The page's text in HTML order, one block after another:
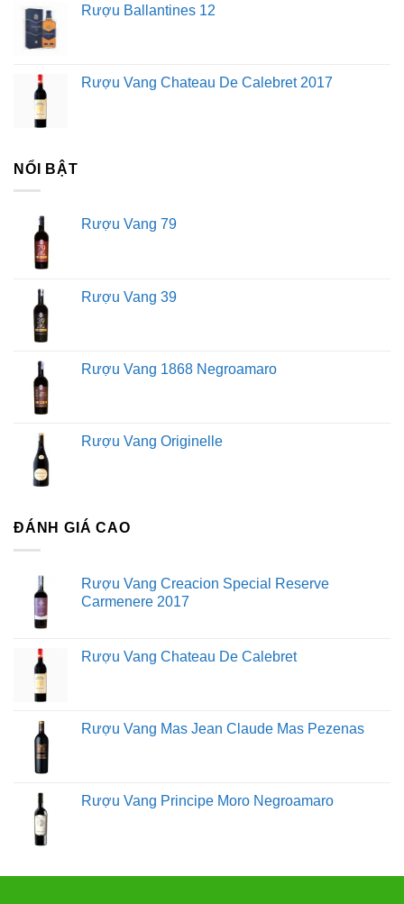
Rượu Ballantines 12
Rượu Vang Chateau De Calebret 2017
NỔI BẬT
Rượu Vang 79
Rượu Vang 39
Rượu Vang 1868 Negroamaro
Rượu Vang Originelle
ĐÁNH GIÁ CAO
Rượu Vang Creacion Special Reserve
Carmenere 2017
Rượu Vang Chateau De Calebret
Rượu Vang Mas Jean Claude Mas Pezenas
Rượu Vang Principe Moro Negroamaro